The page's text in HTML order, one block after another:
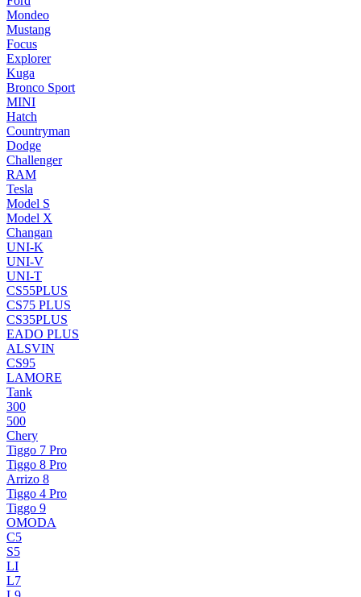
Mondeo
Mustang
Focus
Explorer
Kuga
Bronco Sport
MINI
Hatch
Countryman
Dodge
Challenger
RAM
Tesla
Model S
Model X
Changan
UNI-K
UNI-V
UNI-T
CS55PLUS
CS75 PLUS
CS35PLUS
EADO PLUS
ALSVIN
CS95
LAMORE
Tank
300
500
Chery
Tiggo 7 Pro
Tiggo 8 Pro
Arrizo 8
Tiggo 4 Pro
Tiggo 9
OMODA
C5
S5
LI
L7